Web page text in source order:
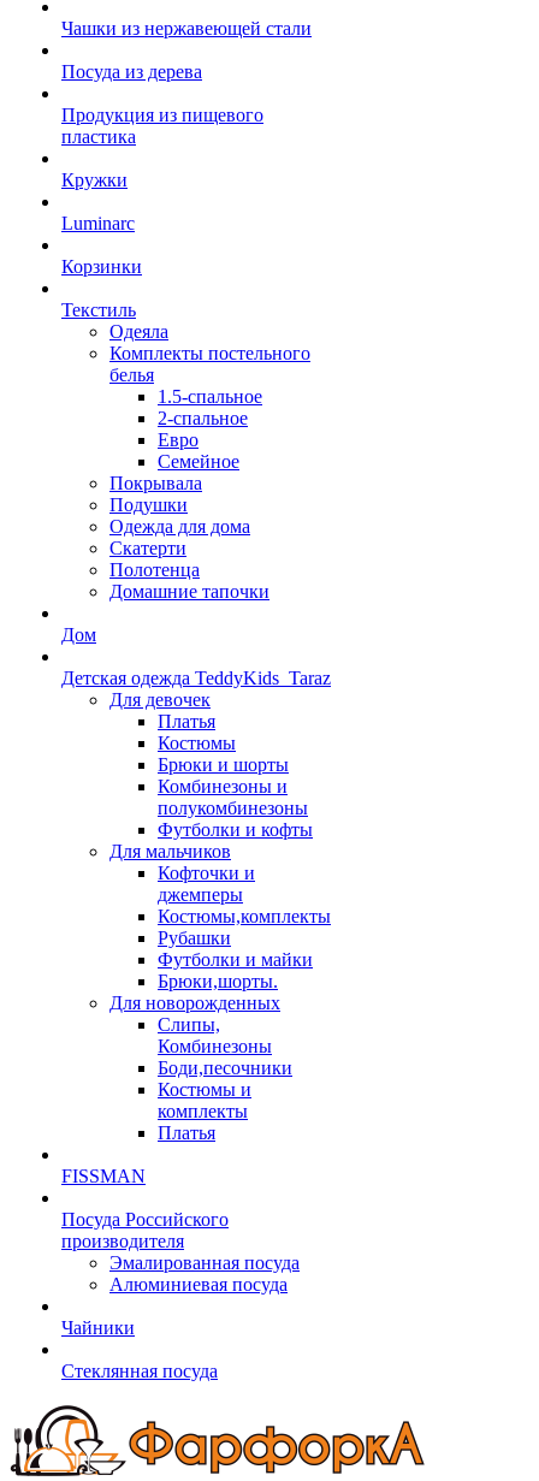
Чашки из нержавеющей стали
Посуда из дерева
Продукция из пищевого
пластика
Кружки
Luminarc
Корзинки
Текстиль
Одеяла
Комплекты постельного
белья
1.5-спальное
2-спальное
Евро
Семейное
Покрывала
Подушки
Одежда для дома
Скатерти
Полотенца
Домашние тапочки
Дом
Детская одежда TeddyKids_Taraz
Для девочек
Платья
Костюмы
Брюки и шорты
Комбинезоны и
полукомбинезоны
Футболки и кофты
Для мальчиков
Кофточки и
джемперы
Костюмы,комплекты
Рубашки
Футболки и майки
Брюки,шорты.
Для новорожденных
Слипы,
Комбинезоны
Боди,песочники
Костюмы и
комплекты
Платья
FISSMAN
Посуда Российского
производителя
Эмалированная посуда
Алюминиевая посуда
Чайники
Стеклянная посуда